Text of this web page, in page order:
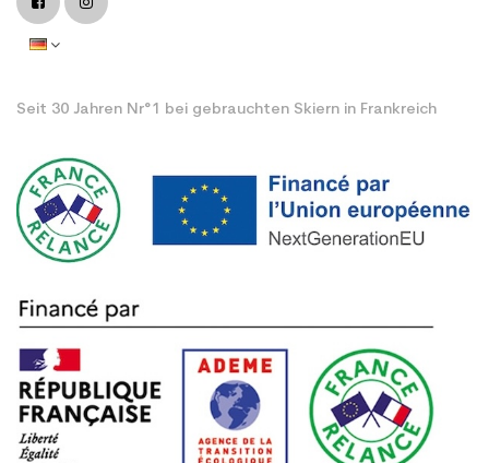
Seit 30 Jahren Nr°1 bei gebrauchten Skiern in Frankreich